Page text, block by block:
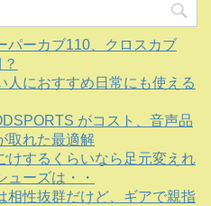
パーカブ110、クロスカブ
人におすすめ日常にも使える
がコスト、音声品
取れた最適解
けするくらいなら足元変えれ
ューズは・・
相性抜群だけど、ギアで親指